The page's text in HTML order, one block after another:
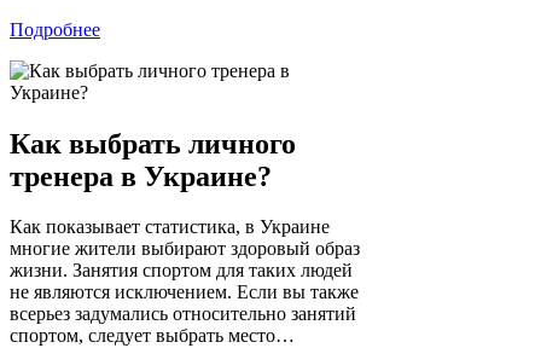
Подробнее
Как выбрать личного
тренера в Украине?
Как показывает статистика, в Украине
многие жители выбирают здоровый образ
жизни. Занятия спортом для таких людей
не являются исключением. Если вы также
всерьез задумались относительно занятий
спортом, следует выбрать место…